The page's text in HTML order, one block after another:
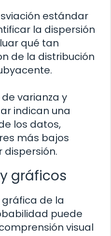
estándar
la dispersión
qué tan
de la distribución
varianza y
indican una
los datos,
más bajos
dispersión.
gráficos
de la
puede
visual